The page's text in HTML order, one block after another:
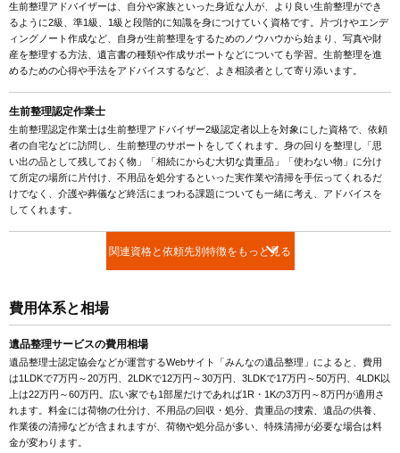
生前整理アドバイザーは、自分や家族といった身近な人が、より良い生前整理ができ
るように2級、準1級、1級と段階的に知識を身につけていく資格です。片づけやエンデ
ィングノート作成など、自身が生前整理をするためのノウハウから始まり、写真や財
産を整理する方法、遺言書の種類や作成サポートなどについても学習。生前整理を進
めるための心得や手法をアドバイスするなど、よき相談者として寄り添います。
生前整理認定作業士
生前整理認定作業士は生前整理アドバイザー2級認定者以上を対象にした資格で、依頼
者の自宅などに訪問し、生前整理のサポートをしてくれます。身の回りを整理し「思
い出の品として残しておく物」「相続にからむ大切な貴重品」「使わない物」に分け
て所定の場所に片付け、不用品を処分するといった実作業や清掃を手伝ってくれるだ
けでなく、介護や葬儀など終活にまつわる課題についても一緒に考え、アドバイスを
してくれます。
関連資格と依頼先別特徴をもっと見る
費用体系と相場
遺品整理サービスの費用相場
遺品整理士認定協会などが運営するWebサイト「みんなの遺品整理」によると、費用
は1LDKで7万円～20万円、2LDKで12万円～30万円、3LDKで17万円～50万円、4LDK以
上は22万円～60万円。広い家でも1部屋だけであれば1R・1Kの3万円～8万円が適用さ
れます。料金には荷物の仕分け、不用品の回収・処分、貴重品の捜索、遺品の供養、
作業後の清掃などが含まれますが、荷物や処分品が多い、特殊清掃が必要な場合は料
金が変わります。